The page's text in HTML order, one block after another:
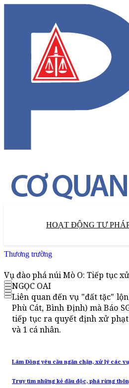
HOẠT ĐỘNG TƯ
Thương trường
Vụ đào phá núi Mò O: Tiếp tục
NGỌC OAI
Liên quan đến vụ "đất tặc"
Phù Cát, Bình Định) mà Báo
tiếp tục ra quyết định xử
và 1 cá nhân.
Lâm Đồng yêu cầu ngăn chặn, xử lý các
Truy tìm những kẻ đầu độc, phá rừng